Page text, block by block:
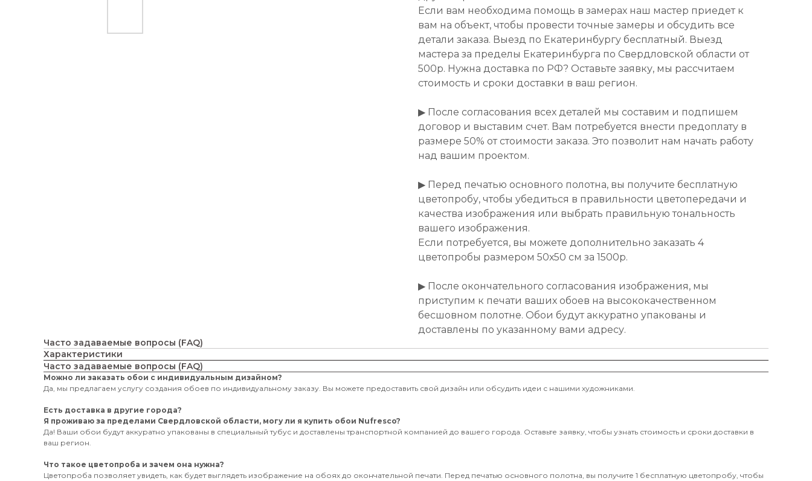
Если вам необходима помощь в замерах наш мастер приедет к
вам на объект, чтобы провести точные замеры и обсудить все
детали заказа. Выезд по Екатеринбургу бесплатный. Выезд
мастера за пределы Екатеринбурга по Свердловской области от
500р. Нужна доставка по РФ? Оставьте заявку, мы рассчитаем
стоимость и сроки доставки в ваш регион.
▶ После согласования всех деталей мы составим и подпишем
договор и выставим счет. Вам потребуется внести предоплату в
размере 50% от стоимости заказа. Это позволит нам начать работу
над вашим проектом.
▶ Перед печатью основного полотна, вы получите бесплатную
цветопробу, чтобы убедиться в правильности цветопередачи и
качества изображения или выбрать правильную тональность
вашего изображения.
Если потребуется, вы можете дополнительно заказать 4
цветопробы размером 50х50 см за 1500р.
▶ После окончательного согласования изображения, мы
приступим к печати ваших обоев на высококачественном
бесшовном полотне. Обои будут аккуратно упакованы и
доставлены по указанному вами адресу.
Часто задаваемые вопросы (FAQ)
Характеристики
Часто задаваемые вопросы (FAQ)
Можно ли заказать обои с индивидуальным дизайном?
Да, мы предлагаем услугу создания обоев по индивидуальному заказу. Вы можете предоставить свой дизайн или обсудить идеи с нашими художниками.
Есть доставка в другие города?
Я проживаю за пределами Свердловской области, могу ли я купить обои Nufresco?
Да! Ваши обои будут аккуратно упакованы в специальный тубус и доставлены транспортной компанией до вашего города. Оставьте заявку, чтобы узнать стоимость и сроки доставки в
ваш регион.
Что такое цветопроба и зачем она нужна?
Цветопроба позволяет увидеть, как будет выглядеть изображение на обоях до окончательной печати. Перед печатью основного полотна, вы получите 1 бесплатную цветопробу, чтобы